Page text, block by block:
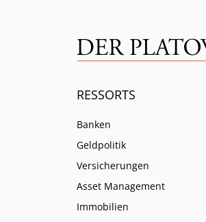
RESSORTS
Banken
Geldpolitik
Versicherungen
Asset Management
Immobilien